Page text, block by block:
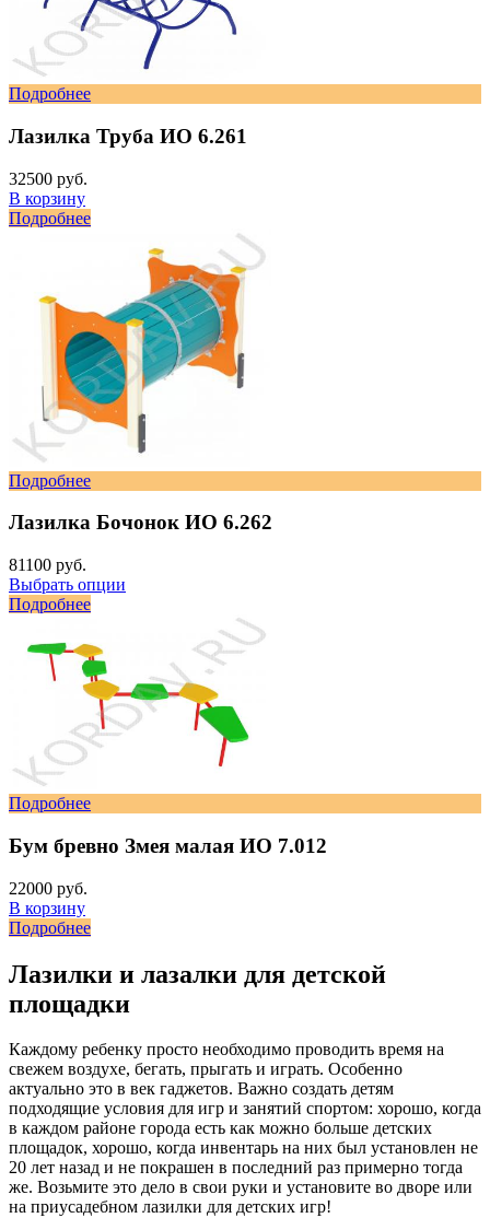
Подробнее
Лазилка Труба ИО 6.261
32500 руб.
В корзину
Подробнее
Подробнее
Лазилка Бочонок ИО 6.262
81100 руб.
Выбрать опции
Подробнее
Подробнее
Бум бревно Змея малая ИО 7.012
22000 руб.
В корзину
Подробнее
Лазилки и лазалки для детской
площадки
Каждому ребенку просто необходимо проводить время на
свежем воздухе, бегать, прыгать и играть. Особенно
актуально это в век гаджетов. Важно создать детям
подходящие условия для игр и занятий спортом: хорошо, когда
в каждом районе города есть как можно больше детских
площадок, хорошо, когда инвентарь на них был установлен не
20 лет назад и не покрашен в последний раз примерно тогда
же. Возьмите это дело в свои руки и установите во дворе или
на приусадебном лазилки для детских игр!